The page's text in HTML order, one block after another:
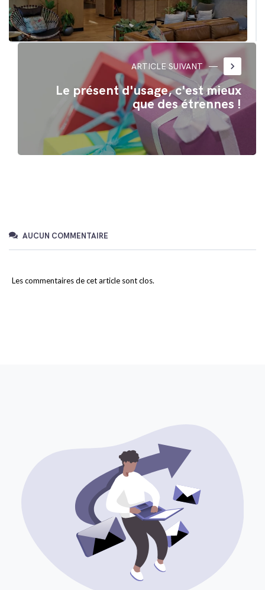
ARTICLE SUIVANT keyboard_arrow_right
Le présent d'usage, c'est mieux
que des étrennes !
AUCUN COMMENTAIRE
Les commentaires de cet article sont clos.